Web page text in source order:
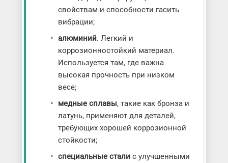
свойствам и способности гасить
вибрации;
алюминий. Легкий и
коррозионностойкий материал.
Используется там, где важна
высокая прочность при низком
весе;
медные сплавы, такие как бронза и
латунь, применяют для деталей,
требующих хорошей коррозионной
стойкости;
специальные сталис улучшенными